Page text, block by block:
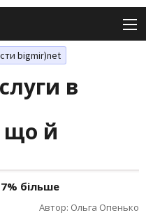
bigmir)net
в
що й
більше
Автор: Ольга Опенько